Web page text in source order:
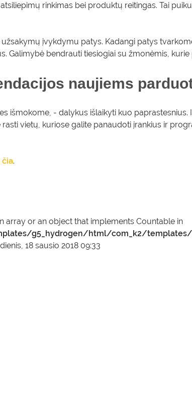
rinkimas bei produktų reitingas. Tai
įvykdymu patys. Kadangi patys
Galimybė bendrauti tiesiogiai su žmonėmis,
naujiems
išmokome, - dalykus išlaikyti kuo
vietų, kuriose galite panaudoti įrankius ir
čia.
array or an object that implements Countable in
g5_hydrogen/html/com_k2/templates/
18 sausio 2018 09:33